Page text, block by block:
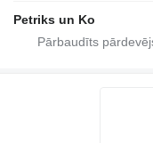
Petriks un Ko